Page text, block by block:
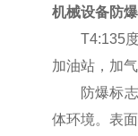
机械设备防
T4:135度
加油站，加
防爆标志为
体环境。表